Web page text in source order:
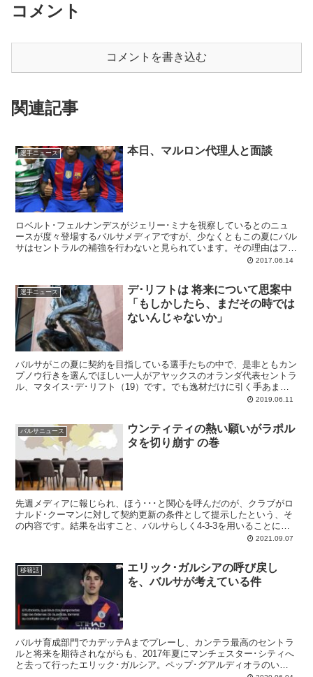
コメント
コメントを書き込む
関連記事
選手ニュース 本日、マルロン代理人と面談
ロベルト･フェルナンデスがジェリー･ミナを視察しているとのニュ
ースが度々登場するバルサメディアですが、少なくともこの夏にバル
サはセントラルの補強を行わないと見られています。その理由はフル
ミネンセからバルサBへと期限付き移籍でやってきていたマルロン･
2017.06.14
選手ニュース
デ･リフトは 将来について思案中
「もしかしたら、まだその時では
ないんじゃないか」
バルサがこの夏に契約を目指している選手たちの中で、是非ともカン
プノウ行きを選んでほしい一人がアヤックスのオランダ代表セントラ
ル、マタイス･デ･リフト（19）です。でも逸材だけに引く手あま
2019.06.11
バルサニュース
ウンティティの熱い願いがラポル
タを切り崩す の巻
先週メディアに報じられ、ほう･･･と関心を呼んだのが、クラブがロ
ナルド･クーマンに対して契約更新の条件として提示したという、そ
の内容です。結果を出すこと、バルサらしく4-3-3を用いることに加
えて、リキ･プッチとサムエル･ウンティティを起用することを求め
2021.09.07
移籍話
エリック･ガルシアの呼び戻し
を、バルサが考えている件
バルサ育成部門でカデッテAまでプレーし、カンテラ最高のセントラ
ルと将来を期待されながらも、2017年夏にマンチェスター･シティへ
と去って行ったエリック･ガルシア。ペップ･グアルディオラのいる